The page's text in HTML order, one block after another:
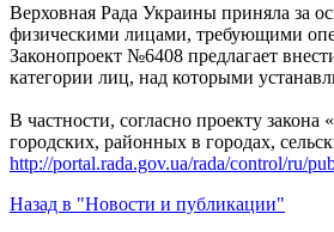
Верховная Рада Украины приняла за
физическими лицами, требующими
Законопроект №6408 предлагает
категории лиц, над которыми
В частности, согласно проекту
городских, районных в городах,
http://portal.rada.gov.ua/rada/control/ru/
Назад в "Новости и публикации"